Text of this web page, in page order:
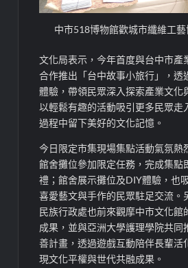
中市518博物館歡城市纖維工
文化局表示，今年首度與台中市產
合作推出「台中故事小旅行」，透
體驗，帶領民眾深入探索產業文化
以輕鬆有趣的活動吸引更多民眾走
過程中留下美好的文化記憶。
今日限定市集現場集點活動氣氛熱
館舍攤位參加限定任務，完成集點
禮；館舍展示攤位及DIY體驗，也
喜愛藝文與手作的民眾駐足交流。
民族行政處也前來觀摩中市文化館
成果，並與亞洲大學護理學院共同
善計畫，透過遊戲互動陪伴長輩活
現文化平權與世代共融成果。